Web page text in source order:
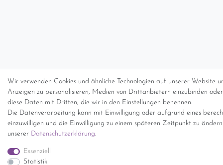
Wir verwenden Cookies und ähnliche Technologien auf unserer Website
Anzeigen zu personalisieren, Medien von Drittanbietern einzubinden
diese Daten mit Dritten, die wir in den Einstellungen benennen.
Die Datenverarbeitung kann mit Einwilligung oder aufgrund eines
einzuwilligen und die Einwilligung zu einem späteren Zeitpunkt zu
unserer Daten­schutz­erklärung.
Essenziell
Statistik